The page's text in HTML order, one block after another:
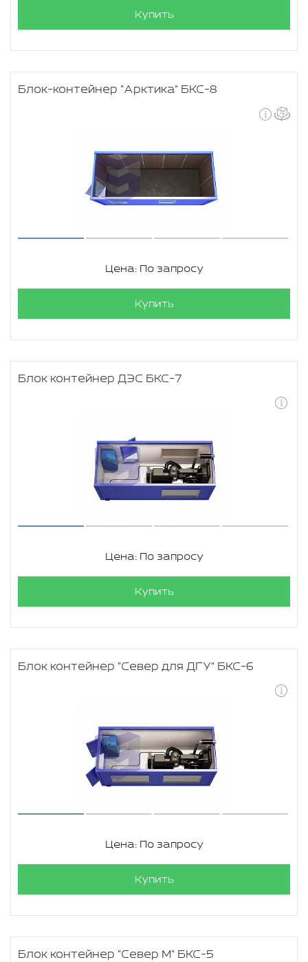
Купить
Блок-контейнер "Арктика" БКС-8
Цена: По запросу
Купить
Блок контейнер ДЭС БКС-7
Цена: По запросу
Купить
Блок контейнер "Север для ДГУ" БКС-6
Цена: По запросу
Купить
Блок контейнер "Север М" БКС-5